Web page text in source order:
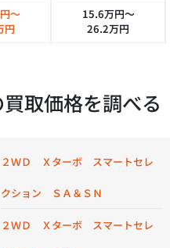
～
円
15.6万円～
26.2万円
取価格を調べる
２ＷＤ Ｘターボ スマートセレ
クション ＳＡ＆ＳＮ
２ＷＤ Ｘターボ スマートセレ